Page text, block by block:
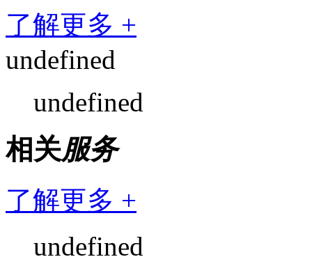
了解更多 +
undefined
undefined
相关服务
了解更多 +
undefined